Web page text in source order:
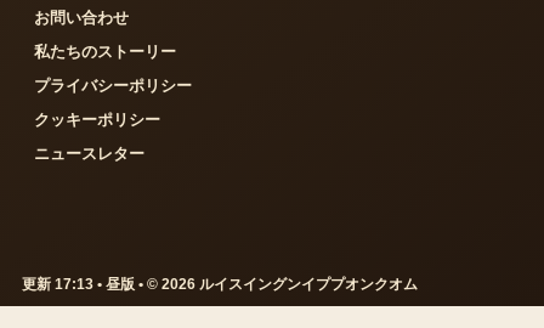
お問い合わせ
私たちのストーリー
プライバシーポリシー
クッキーポリシー
ニュースレター
更新 17:13 • 昼版 • © 2026 ルイスイングンイププオンクオム